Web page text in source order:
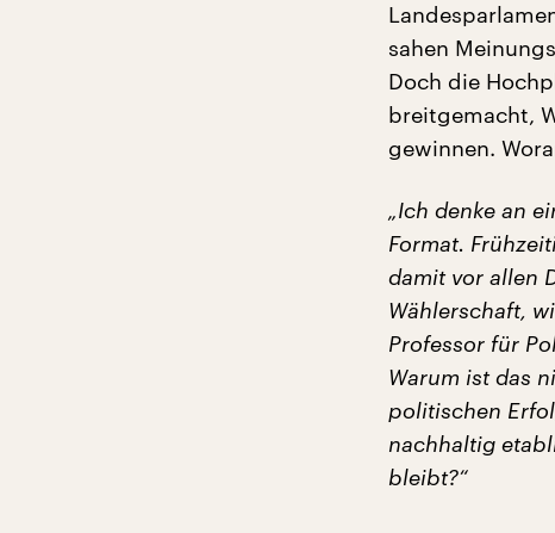
sahen
Doch die
breitgemacht,
gewinnen.
„Ich denke an
Format.
damit vor allen
Wählerschaft,
Professor für
Warum ist das
politischen
nachhaltig
bleibt?“